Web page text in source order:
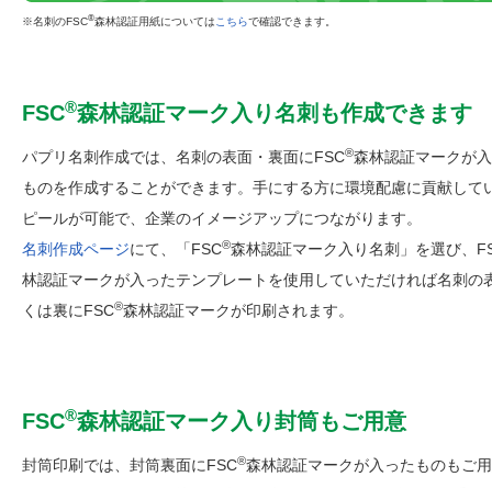
名刺のFSC®森林認証用紙については こちらで確認できます。
FSC®森林認証マーク入り名刺も作成できます
パプリ名刺作成では、名刺の表面・裏面にFSC®森林認証マークが
ものを作成することができます。手にする方に環境配慮に貢献して
ピールが可能で、企業のイメージアップにつながります。
名刺作成ページにて、「FSC®森林認証マーク入り名刺」を選び、
林認証マークが入ったテンプレートを使用していただければ名刺の
くは裏にFSC®森林認証マークが印刷されます。
FSC®森林認証マーク入り封筒もご用意
封筒印刷では、封筒裏面にFSC®森林認証マークが入ったものもご